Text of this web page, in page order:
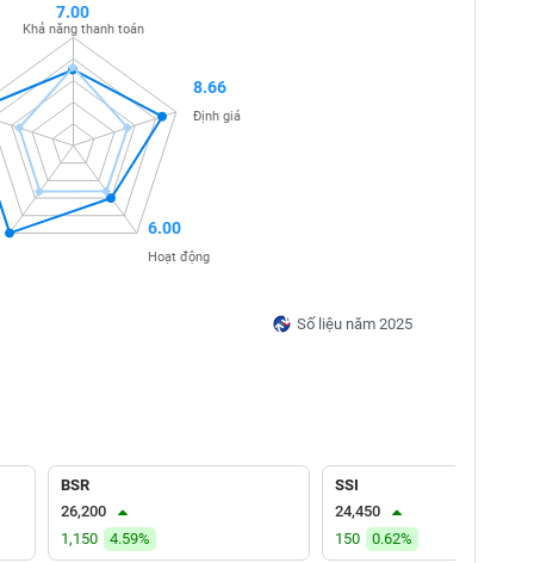
Số liệu năm 2025
7.00
Khả năng thanh toán
8.66
Định giá
6.00
Hoạt động
BSR
26,200
1,150
4.59%
SSI
24,450
150
0.62%